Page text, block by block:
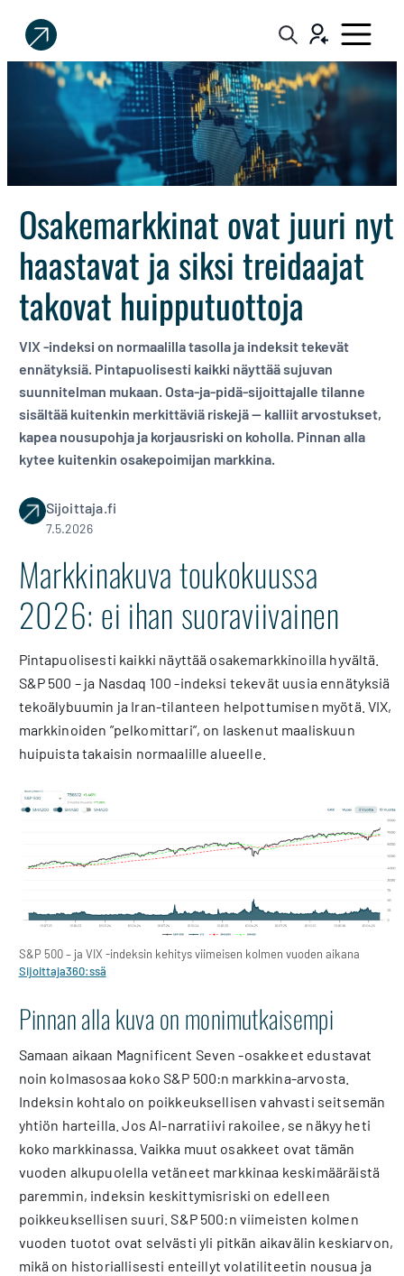
Sijoittaja.fi
Tee
parempia
sijoituspäätöksiä
Osakemarkkinat ovat juuri nyt
haastavat ja siksi treidaajat
takovat huipputuottoja
VIX -indeksi on normaalilla tasolla ja indeksit tekevät
ennätyksiä. Pintapuolisesti kaikki näyttää sujuvan
suunnitelman mukaan. Osta-ja-pidä-sijoittajalle tilanne
sisältää kuitenkin merkittäviä riskejä — kalliit arvostukset,
kapea nousupohja ja korjausriski on koholla. Pinnan alla
kytee kuitenkin osakepoimijan markkina.
Sijoittaja.fi
7.5.2026
Markkinakuva toukokuussa
2026: ei ihan suoraviivainen
Pintapuolisesti kaikki näyttää osakemarkkinoilla hyvältä.
S&P 500 – ja Nasdaq 100 -indeksi tekevät uusia ennätyksiä
tekoälybuumin ja Iran-tilanteen helpottumisen myötä. VIX,
markkinoiden ”pelkomittari”, on laskenut maaliskuun
huipuista takaisin normaalille alueelle.
S&P 500 – ja VIX -indeksin kehitys viimeisen kolmen vuoden aikana
Sijoittaja360:ssä
Pinnan alla kuva on monimutkaisempi
Samaan aikaan Magnificent Seven -osakkeet edustavat
noin kolmasosaa koko S&P 500:n markkina-arvosta.
Indeksin kohtalo on poikkeuksellisen vahvasti seitsemän
yhtiön harteilla. Jos AI-narratiivi rakoilee, se näkyy heti
koko markkinassa. Vaikka muut osakkeet ovat tämän
vuoden alkupuolella vetäneet markkinaa keskimääräistä
paremmin, indeksin keskittymisriski on edelleen
poikkeuksellisen suuri. S&P 500:n viimeisten kolmen
vuoden tuotot ovat selvästi yli pitkän aikavälin keskiarvon,
mikä on historiallisesti enteillyt volatiliteetin nousua ja